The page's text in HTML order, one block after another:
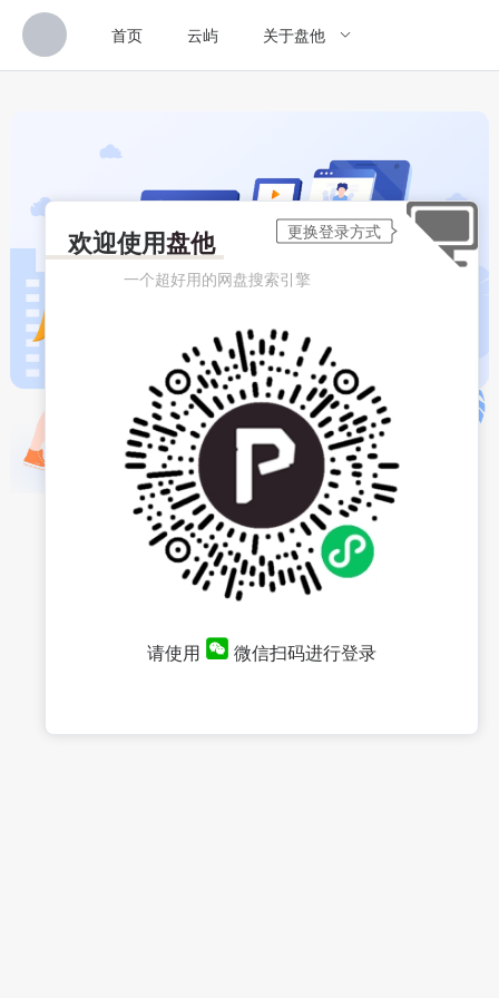
首页 云屿 关于盘他
欢迎使用盘他
一个超好用的网盘搜索引擎
请使用 微信扫码进行登录